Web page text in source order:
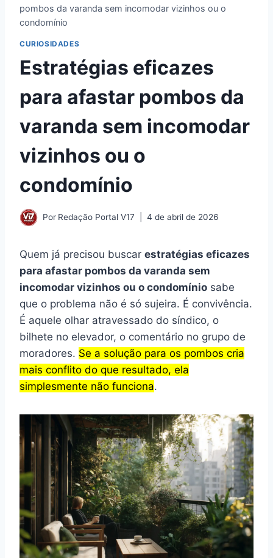
pombos da varanda sem incomodar vizinhos ou o
condomínio
CURIOSIDADES
Estratégias eficazes
para afastar pombos da
varanda sem incomodar
vizinhos ou o
condomínio
Por Redação Portal V17 4 de abril de 2026
Quem já precisou buscar estratégias eficazes
para afastar pombos da varanda sem
incomodar vizinhos ou o condomínio sabe
que o problema não é só sujeira. É convivência.
É aquele olhar atravessado do síndico, o
bilhete no elevador, o comentário no grupo de
moradores. Se a solução para os pombos cria
mais conflito do que resultado, ela
simplesmente não funciona.